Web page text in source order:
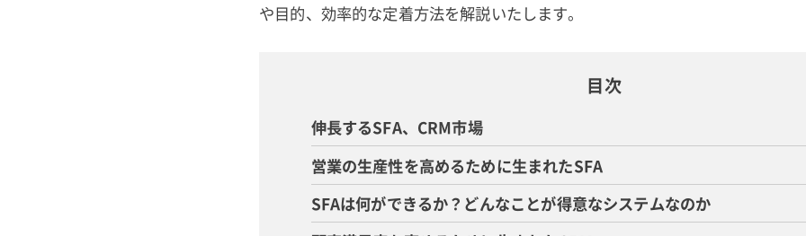
や目的、効率的な定着方法を解説いたします。
目次
伸長するSFA、CRM市場
営業の生産性を高めるために生まれたSFA
SFAは何ができるか？どんなことが得意なシステムなのか